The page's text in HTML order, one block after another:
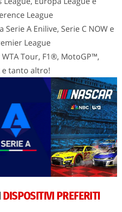
League
Serie A Enilive, Serie C NOW e
League
Tour, F1®, MotoGP™,
e tanto altro!
DISPOSITIVI PREFERITI